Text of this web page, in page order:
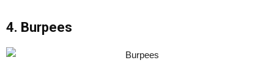
4. Burpees